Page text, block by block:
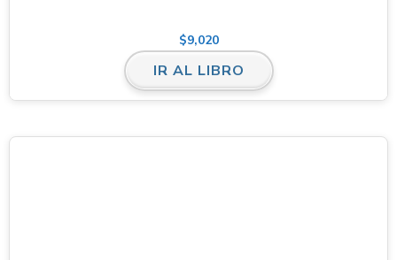
$9,020
IR AL LIBRO